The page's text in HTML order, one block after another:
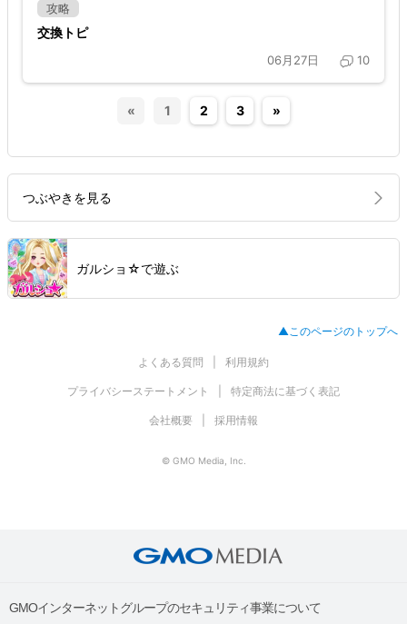
攻略
交換トピ
06月27日 10
« 1 2 3 »
つぶやきを見る
ガルショ☆で遊ぶ
▲このページのトップへ
よくある質問 利用規約
プライバシーステートメント 特定商法に基づく表記
会社概要 採用情報
© GMO Media, Inc.
GMOインターネットグループのセキュリティ事業について